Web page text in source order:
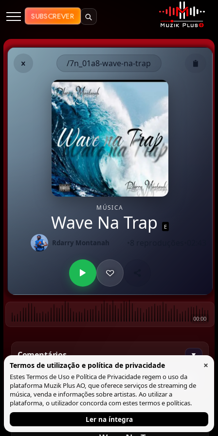
Muzik Plus AO - Streaming de
SUBSCREVER
/7n_01a8-wave-na-trap
MÚSICA
Wave Na Trap E
Rdarry Montanah
00:00
Comentários ▼
Comentar
Tocando agora
Termos de utilização e política de privacidade ×
Estes Termos de Uso e Política de Privacidade regem o uso da
plataforma Muzik Plus AO, que oferece serviços de streaming de
música, venda e informações sobre artistas. Ao utilizar a
plataforma, o utilizador concorda com estes termos e políticas.
Ler na íntegra